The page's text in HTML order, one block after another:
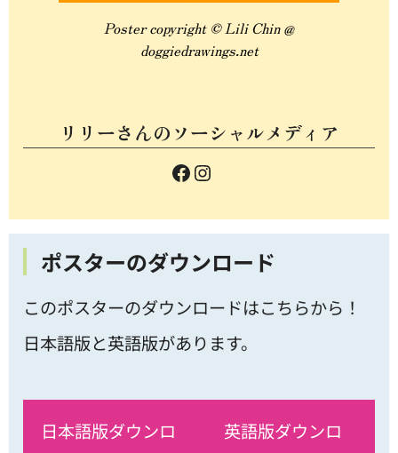
Poster copyright © Lili Chin @
doggiedrawings.net
リリーさんのソーシャルメディア
ポスターのダウンロード
このポスターのダウンロードはこちらから！
日本語版と英語版があります。
日本語版ダウンロ
英語版ダウンロ